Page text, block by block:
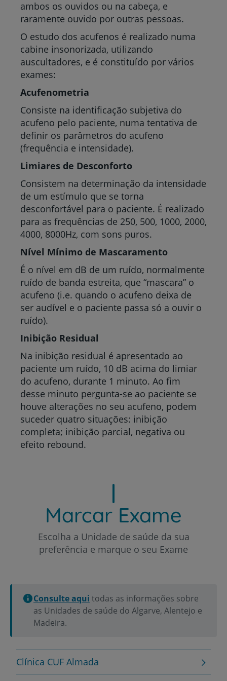
ambos os ouvidos ou na cabeça, e
raramente ouvido por outras pessoas.
O estudo dos acufenos é realizado numa
cabine insonorizada, utilizando
auscultadores, e é constituído por vários
exames:
Acufenometria
Consiste na identificação subjetiva do
acufeno pelo paciente, numa tentativa de
definir os parâmetros do acufeno
(frequência e intensidade).
Limiares de Desconforto
Consistem na determinação da intensidade
de um estímulo que se torna
desconfortável para o paciente. É realizado
para as frequências de 250, 500, 1000, 2000,
4000, 8000Hz, com sons puros.
Nível Mínimo de Mascaramento
É o nível em dB de um ruído, normalmente
ruído de banda estreita, que “mascara” o
acufeno (i.e. quando o acufeno deixa de
ser audível e o paciente passa só a ouvir o
ruído).
Inibição Residual
Na inibição residual é apresentado ao
paciente um ruído, 10 dB acima do limiar
do acufeno, durante 1 minuto. Ao fim
desse minuto pergunta-se ao paciente se
houve alterações no seu acufeno, podem
suceder quatro situações: inibição
completa; inibição parcial, negativa ou
efeito rebound.
Marcar Exame
Escolha a Unidade de saúde da sua
preferência e marque o seu Exame
Consulte aqui todas as informações sobre
as Unidades de saúde do Algarve, Alentejo e
Madeira.
Clínica CUF Almada